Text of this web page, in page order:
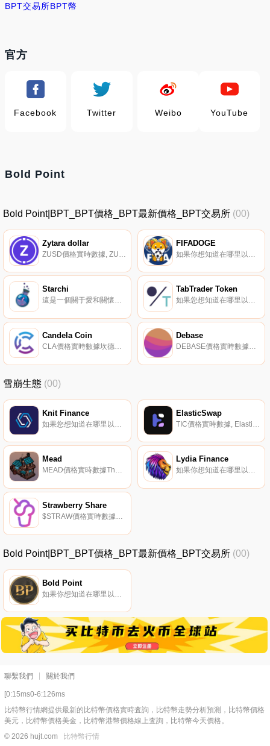
BPT交易所BPT幣
官方
Facebook Twitter Weibo YouTube
Bold Point
Bold Point|BPT_BPT價格_BPT最新價格_BPT交易所 (00)
Zytara dollar FIFADOGE
Starchi
這是一個關于愛和關懷的力量的令人信服和有回報的游戲。Starchi的世界充斥著貪婪、沖突、痛苦、饑餓和冷漠。人類迷失了方向,忘記了自己的目的,但最重要的是,它忘記了,地球上并不是只有它一個人居住的。黑暗已經蔓延到整個星球,除了一種從未見過的生物外,其他人都看不見,這種生物被稱為Starchi.
TabTrader Token
如果您想知道在哪里以當前價格購買TabTrader Token,目前交易｛TTTnname｝股票的頂級加密貨幣交易所是Gate.io。您可以在我們的加密貨幣交易所頁面上找到其他交易所.
Candela Coin
CLA價格實時數據坎德拉；他的愿景是在沒有中介的情況下將太陽能分散到世界各地。該團隊聲稱已經創建了用于對等能源傳輸的物聯網硬件和軟件。通過使用區塊鏈技術,該團隊旨在使太陽能電池板的所有者能夠將其產生的能源出售給其他用戶,目的是為其太陽能和市場上最便宜的綠色能源帶來盡可能好的回報.
Debase
DEBASE價格實時數據一種靈活的供應代幣,與1 DAI掛鉤.
雪崩生態 (00)
Knit Finance ElasticSwap
Mead
MEAD價格實時數據The Tavern是雪崩網絡于2022年3月11日啟動的一個項目。它可以被描述為一種被動收入協議（PIP）,將游戲化、NFT和財政部支持的代幣結合在一起。MEAD是the Tavern的實用代幣,是該項目游戲化元素的組成部分.
Lydia Finance
如果你想知道在哪里以當前價格購買Lydia Finance,目前交易{Lydia Finance]股票的頂級加密貨幣交易所是Pangolin、Elk Finance（雪崩）和Lydia Finance。您可以在我們的加密貨幣交易所頁面上找到其他列表.
Strawberry Share
$STRAW價格實時數據Sundae Finance的股票代幣$稻草供應有限。代幣效用是向Sundae Finance董事會投資以賺取協議形式的排放的能力；s盯住美元的代幣$FUDGE.
Bold Point|BPT_BPT價格_BPT最新價格_BPT交易所 (00)
Bold Point
聯繫我們 關於我們
[0:15ms0-6:126ms
比特幣行情網提供最新的比特幣價格實時査詢，比特幣走勢分析預測，比特幣價格
美元，比特幣價格美金，比特幣港幣價格線上査詢，比特幣今天價格。
© 2026 hujt.com
比特幣行情